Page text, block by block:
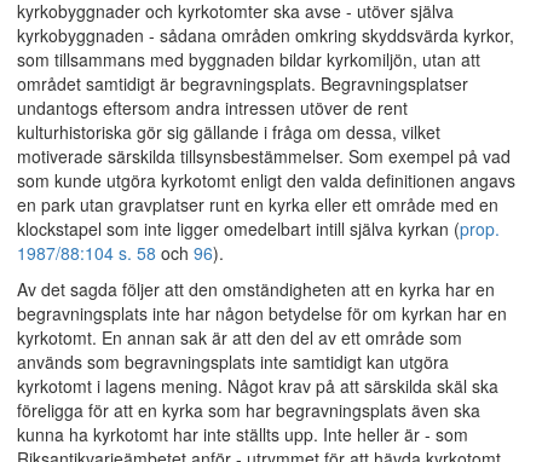
kyrkobyggnader och kyrkotomter ska avse - utöver själva
kyrkobyggnaden - sådana områden omkring skyddsvärda kyrkor,
som tillsammans med byggnaden bildar kyrkomiljön, utan att
området samtidigt är begravningsplats. Begravningsplatser
undantogs eftersom andra intressen utöver de rent
kulturhistoriska gör sig gällande i fråga om dessa, vilket
motiverade särskilda tillsynsbestämmelser. Som exempel på vad
som kunde utgöra kyrkotomt enligt den valda definitionen angavs
en park utan gravplatser runt en kyrka eller ett område med en
klockstapel som inte ligger omedelbart intill själva kyrkan (prop.
1987/88:104 s. 58 och 96).
Av det sagda följer att den omständigheten att en kyrka har en
begravningsplats inte har någon betydelse för om kyrkan har en
kyrkotomt. En annan sak är att den del av ett område som
används som begravningsplats inte samtidigt kan utgöra
kyrkotomt i lagens mening. Något krav på att särskilda skäl ska
föreligga för att en kyrka som har begravningsplats även ska
kunna ha kyrkotomt har inte ställts upp. Inte heller är - som